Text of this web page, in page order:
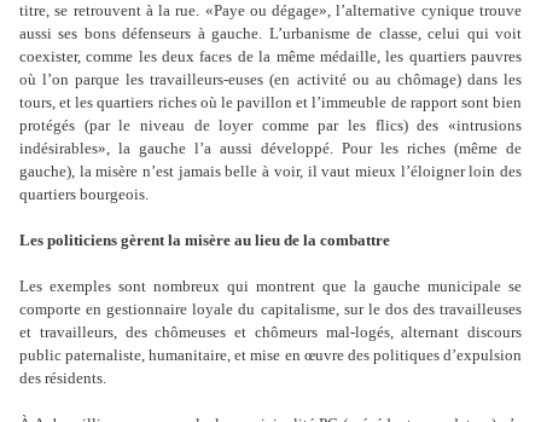
titre, se retrouvent à la rue. «Paye ou dégage», l’alternative cynique trouve
aussi ses bons défenseurs à gauche. L’urbanisme de classe, celui qui voit
coexister, comme les deux faces de la même médaille, les quartiers pauvres
où l’on parque les travailleurs-euses (en activité ou au chômage) dans les
tours, et les quartiers riches où le pavillon et l’immeuble de rapport sont bien
protégés (par le niveau de loyer comme par les flics) des «intrusions
indésirables», la gauche l’a aussi développé. Pour les riches (même de
gauche), la misère n’est jamais belle à voir, il vaut mieux l’éloigner loin des
quartiers bourgeois.
Les politiciens gèrent la misère au lieu de la combattre
Les exemples sont nombreux qui montrent que la gauche municipale se
comporte en gestionnaire loyale du capitalisme, sur le dos des travailleuses
et travailleurs, des chômeuses et chômeurs mal-logés, alternant discours
public paternaliste, humanitaire, et mise en œuvre des politiques d’expulsion
des résidents.